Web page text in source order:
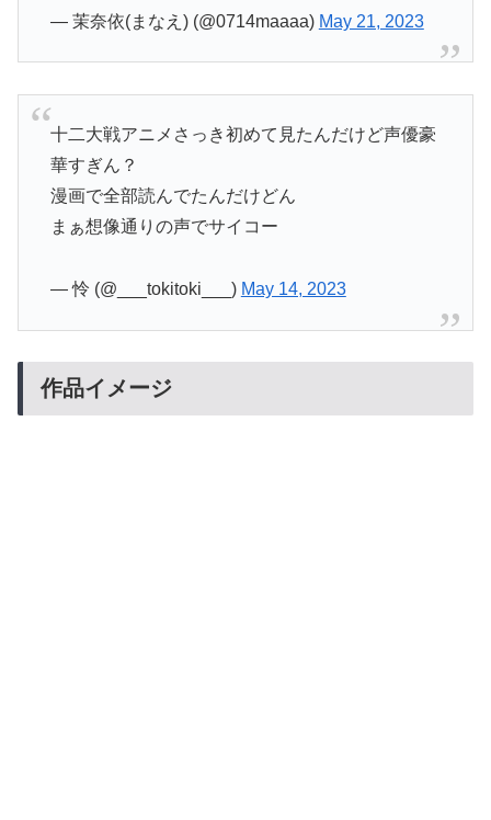
— 茉奈依(まなえ) (@0714maaaa) May 21, 2023
十二大戦アニメさっき初めて見たんだけど声優豪
華すぎん？
漫画で全部読んでたんだけどん
まぁ想像通りの声でサイコー
— 怜 (@___tokitoki___) May 14, 2023
作品イメージ